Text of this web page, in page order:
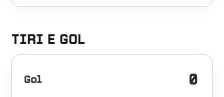
TIRI E GOL
Gol 0